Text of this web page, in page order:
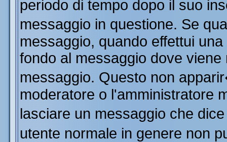
periodo di tempo dopo il suo
messaggio in questione. Se
messaggio, quando effettui
fondo al messaggio dove
messaggio. Questo non
moderatore o l'amministratore
lasciare un messaggio che
utente normale in genere non